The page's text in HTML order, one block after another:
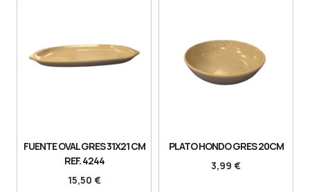
FUENTE OVAL GRES 31X21 CM
REF. 4244
15,50 €
PLATO HONDO GRES 20CM
3,99 €